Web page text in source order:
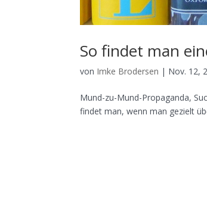
So findet man
von Imke Brodersen | Nov. 12,
Mund-zu-Mund-Propaganda,
findet man, wenn man gezielt